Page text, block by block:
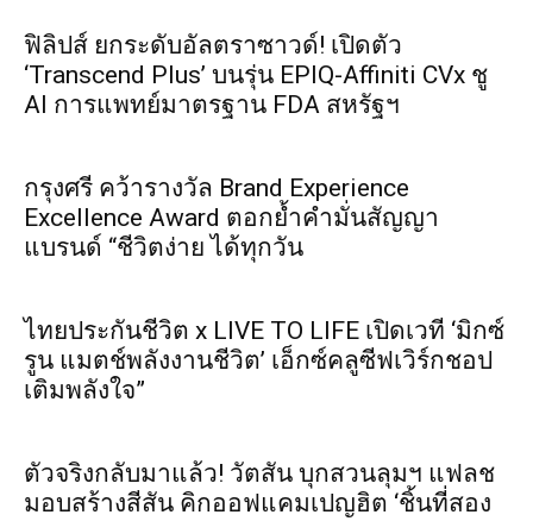
ฟิลิปส์ ยกระดับอัลตราซาวด์! เปิดตัว
‘Transcend Plus’ บนรุ่น EPIQ-Affiniti CVx ชู
AI การแพทย์มาตรฐาน FDA สหรัฐฯ
กรุงศรี คว้ารางวัล Brand Experience
Excellence Award ตอกย้ำคำมั่นสัญญา
แบรนด์ “ชีวิตง่าย ได้ทุกวัน
ไทยประกันชีวิต x LIVE TO LIFE เปิดเวที ‘มิกซ์
รูน แมตช์พลังงานชีวิต’ เอ็กซ์คลูซีฟเวิร์กชอป
เติมพลังใจ”
ตัวจริงกลับมาแล้ว! วัตสัน บุกสวนลุมฯ แฟลช
มอบสร้างสีสัน คิกออฟแคมเปญฮิต ‘ชิ้นที่สอง